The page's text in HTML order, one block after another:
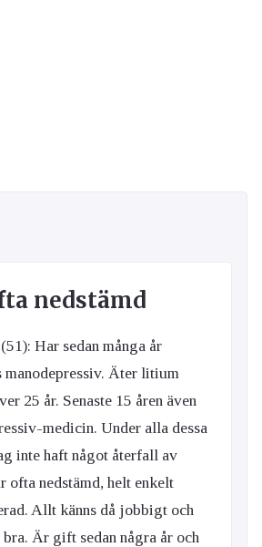
nedstämd
Har sedan många år
manodepressiv. Äter litium
25 år. Senaste 15 åren även
medicin. Under alla dessa
inte haft något återfall av
ofta nedstämd, helt enkelt
Allt känns då jobbigt och
Är gift sedan några år och